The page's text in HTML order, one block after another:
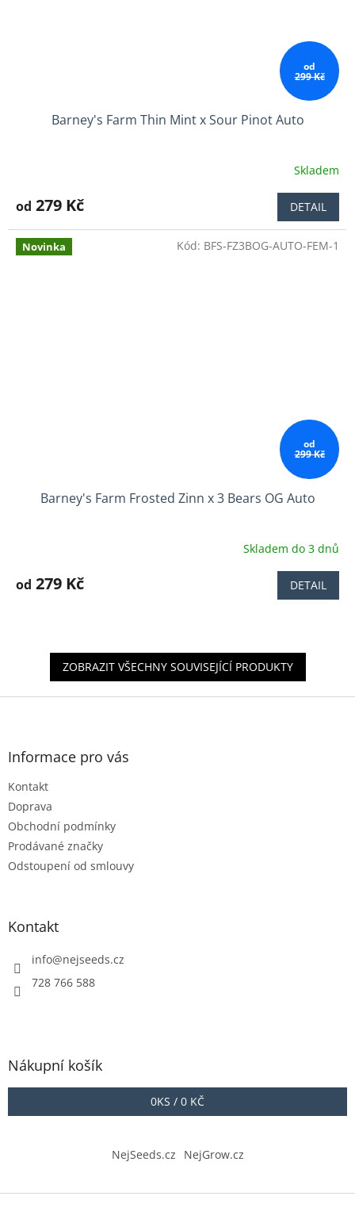
od
299 Kč
Barney's Farm Thin Mint x Sour Pinot Auto
produktu
5,0
Skladem
od 279 Kč DETAIL
Novinka
od
299 Kč
Barney's Farm Frosted Zinn x 3 Bears OG Auto
produktu
hvězdiček.
Skladem do 3 dnů
od 279 Kč DETAIL
Kód: BFS-FZ3BOG-AUTO-FEM-1
ZOBRAZIT VŠECHNY SOUVISEJÍCÍ PRODUKTY
Z
Informace pro vás
Kontakt
Doprava
Obchodní podmínky
Prodávané značky
Odstoupení od smlouvy
Kontakt
info@nejseeds.cz
728 766 588
Nákupní košík
0KS / 0 KČ
NejSeeds.cz NejGrow.cz